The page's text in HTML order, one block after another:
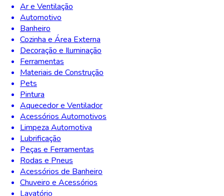
Ar e Ventilação
Automotivo
Banheiro
Cozinha e Área Externa
Decoração e Iluminação
Ferramentas
Materiais de Construção
Pets
Pintura
Aquecedor e Ventilador
Acessórios Automotivos
Limpeza Automotiva
Lubrificação
Peças e Ferramentas
Rodas e Pneus
Acessórios de Banheiro
Chuveiro e Acessórios
Lavatório